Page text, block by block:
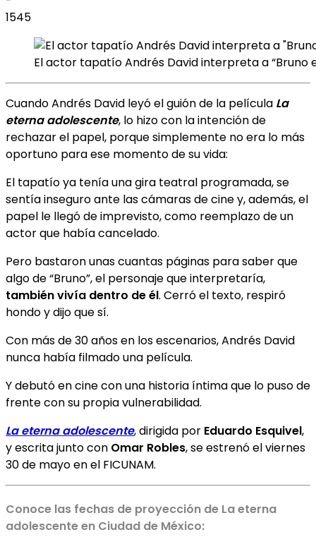
1545
El actor tapatío Andrés David interpreta a “Bruno
Cuando Andrés David leyó el guión de la película La
eterna adolescente, lo hizo con la intención de
rechazar el papel, porque simplemente no era lo más
oportuno para ese momento de su vida:
El tapatío ya tenía una gira teatral programada, se
sentía inseguro ante las cámaras de cine y, además, el
papel le llegó de imprevisto, como reemplazo de un
actor que había cancelado.
Pero bastaron unas cuantas páginas para saber que
algo de “Bruno”, el personaje que interpretaría,
también vivía dentro de él. Cerró el texto, respiró
hondo y dijo que sí.
Con más de 30 años en los escenarios, Andrés David
nunca había filmado una película.
Y debutó en cine con una historia íntima que lo puso de
frente con su propia vulnerabilidad.
La eterna adolescente, dirigida por Eduardo Esquivel,
y escrita junto con Omar Robles, se estrenó el viernes
30 de mayo en el FICUNAM.
Conoce las fechas de proyección de La eterna
adolescente en Ciudad de México: